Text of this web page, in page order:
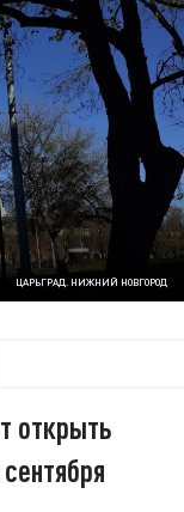
ЦАРЬГРАД. НИЖНИЙ НОВГОРОД
открыть